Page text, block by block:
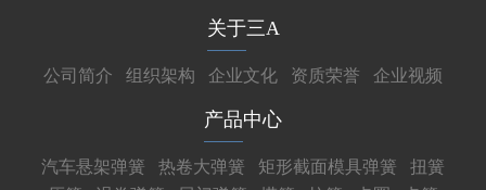
关于三A
公司简介 组织架构 企业文化 资质荣誉 企业视频
产品中心
汽车悬架弹簧 热卷大弹簧 矩形截面模具弹簧
扭簧